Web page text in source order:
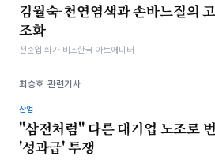
김월숙-천연염색과 손바느질의
조화
전준엽 화가·비즈한국 아트에디터
최승호 관련기사
산업
"삼전처럼" 다른 대기업 노조로
'성과급' 투쟁